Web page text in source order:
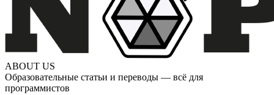
ABOUT US
Образовательные статьи и переводы — всё для
программистов